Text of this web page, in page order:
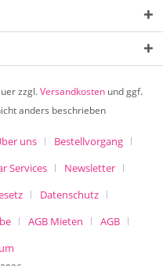
zzgl.Versandkosten und ggf.
anders beschrieben
uns
Bestellvorgang
Services
Newsletter
Datenschutz
AGB Mieten
AGB